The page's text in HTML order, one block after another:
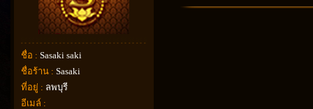
ชื่อ : Sasaki saki
ชื่อร้าน : Sasaki
ที่อยู่ : ลพบุรี
อีเมล์ :